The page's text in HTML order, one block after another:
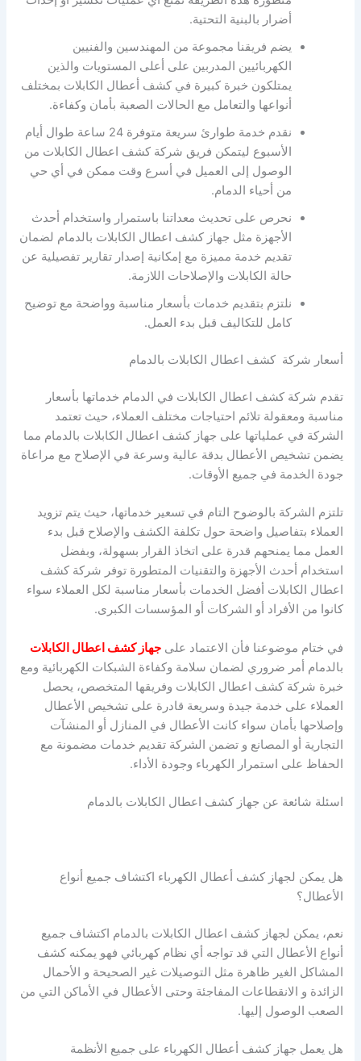
أضرار بالبنية التحتية.
يضم فريقنا مجموعة من المهندسين والفنيين
الكهربائيين المدربين على أعلى المستويات والذين
يمتلكون خبرة كبيرة في كشف أعطال الكابلات بمختلف
أنواعها والتعامل مع الحالات الصعبة بأمان وكفاءة.
نقدم خدمة طوارئ سريعة متوفرة 24 ساعة طوال أيام
الأسبوع ليتمكن فريق شركة كشف اعطال الكابلات من
الوصول إلى العميل في أسرع وقت ممكن في أي حي
من أحياء الدمام.
نحرص على تحديث معداتنا باستمرار واستخدام أحدث
الأجهزة مثل جهاز كشف اعطال الكابلات بالدمام لضمان
تقديم خدمة مميزة مع إمكانية إصدار تقارير تفصيلية عن
حالة الكابلات والإصلاحات اللازمة.
نلتزم بتقديم خدمات بأسعار مناسبة وواضحة مع توضيح
كامل للتكاليف قبل بدء العمل.
أسعار شركة كشف اعطال الكابلات بالدمام
تقدم شركة كشف اعطال الكابلات في الدمام خدماتها بأسعار
مناسبة ومعقولة تلائم احتياجات مختلف العملاء، حيث تعتمد
الشركة في عملياتها على جهاز كشف اعطال الكابلات بالدمام مما
يضمن تشخيص الأعطال بدقة عالية وسرعة في الإصلاح مع مراعاة
جودة الخدمة في جميع الأوقات.
تلتزم الشركة بالوضوح التام في تسعير خدماتها، حيث يتم تزويد
العملاء بتفاصيل واضحة حول تكلفة الكشف والإصلاح قبل بدء
العمل مما يمنحهم قدرة على اتخاذ القرار بسهولة، وبفضل
استخدام أحدث الأجهزة والتقنيات المتطورة توفر شركة كشف
اعطال الكابلات أفضل الخدمات بأسعار مناسبة لكل العملاء سواء
كانوا من الأفراد أو الشركات أو المؤسسات الكبرى.
في ختام موضوعنا فأن الاعتماد علىجهاز كشف اعطال الكابلات
بالدمام أمر ضروري لضمان سلامة وكفاءة الشبكات الكهربائية ومع
خبرة شركة كشف اعطال الكابلات وفريقها المتخصص، يحصل
العملاء على خدمة جيدة وسريعة قادرة على تشخيص الأعطال
وإصلاحها بأمان سواء كانت الأعطال في المنازل أو المنشآت
التجارية أو المصانع و تضمن الشركة تقديم خدمات مضمونة مع
الحفاظ على استمرار الكهرباء وجودة الأداء.
اسئلة شائعة عن جهاز كشف اعطال الكابلات بالدمام
هل يمكن لجهاز كشف أعطال الكهرباء اكتشاف جميع أنواع
الأعطال؟
نعم، يمكن لجهاز كشف اعطال الكابلات بالدمام اكتشاف جميع
أنواع الأعطال التي قد تواجه أي نظام كهربائي فهو يمكنه كشف
المشاكل الغير ظاهرة مثل التوصيلات غير الصحيحة و الأحمال
الزائدة و الانقطاعات المفاجئة وحتى الأعطال في الأماكن التي من
الصعب الوصول إليها.
هل يعمل جهاز كشف أعطال الكهرباء على جميع الأنظمة